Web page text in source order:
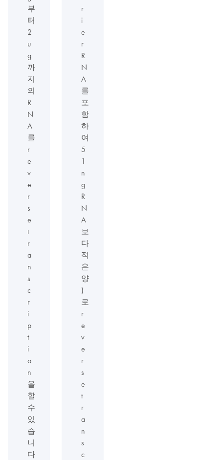
부
터
2
u
g
까
지
의
R
N
A
를
r
e
v
e
r
s
e
t
r
a
n
s
c
r
i
p
t
i
o
n
을
할
수
있
습
니
다
r
i
e
r
R
N
A
를
포
함
하
여
5
1
n
g
R
N
A
보
다
적
은
양
)
로
r
e
v
e
r
s
e
t
r
a
n
s
c